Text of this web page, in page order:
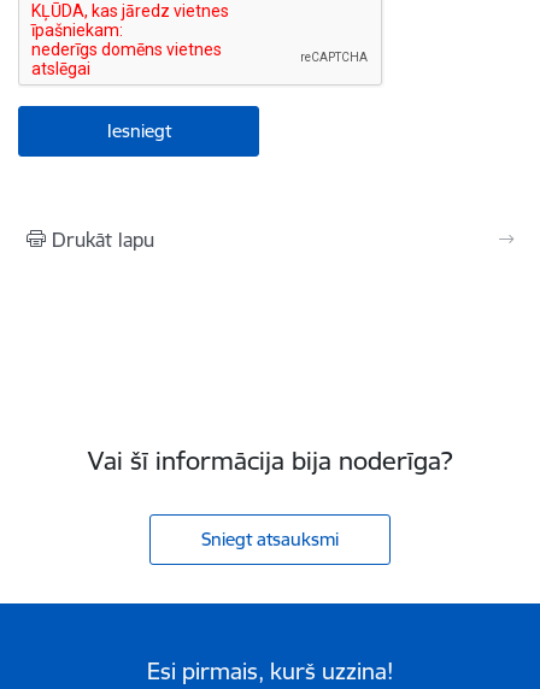
Drukāt lapu
Vai šī informācija bija noderīga?
Sniegt atsauksmi
Esi pirmais, kurš uzzina!